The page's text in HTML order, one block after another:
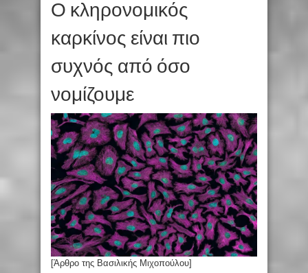
Ο κληρονομικός
καρκίνος είναι πιο
συχνός από όσο
νομίζουμε
[Άρθρο της Βασιλικής Μιχοπούλου]